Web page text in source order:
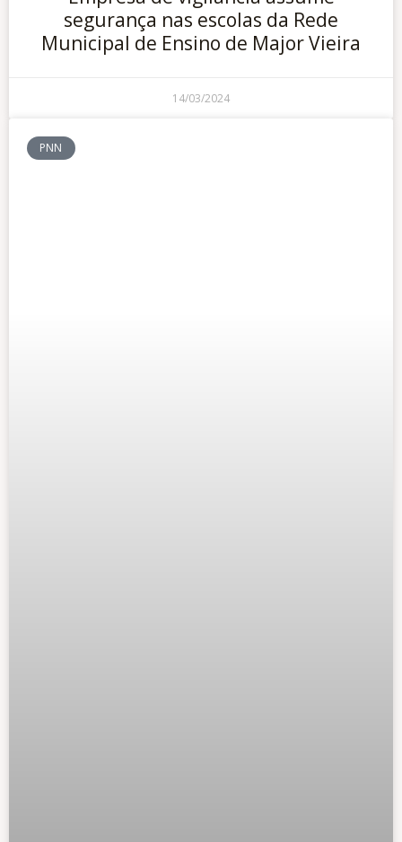
segurança nas escolas da Rede
Municipal de Ensino de Major Vieira
14/03/2024
PNN